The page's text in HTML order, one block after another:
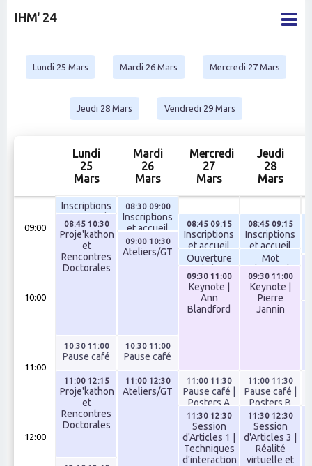
IHM' 24
Lundi 25 Mars Mardi 26 Mars Mercredi 27 Mars
Jeudi 28 Mars Vendredi 29 Mars
Lundi
25
Mars
Mardi
26
Mars
Mercredi
27
Mars
Jeudi
28
Mars
Inscriptions
et accueil
08:45 10:30
Proje'kathon
et
Rencontres
Doctorales
08:30 09:00
Inscriptions
et accueil
08:45 09:15
Inscriptions
et accueil
08:45 09:15
Inscriptions
et accueil
09:00
09:00 10:30
Ateliers/GT
Ouverture
de la
conférence
Mot
d'accueil
09:30 11:00
Keynote |
Ann
Blandford
09:30 11:00
Keynote |
Pierre
Jannin
10:00
10:30 11:00
Pause café
10:30 11:00
Pause café
11:00
11:00 12:15
Proje'kathon
et
Rencontres
Doctorales
11:00 12:30
Ateliers/GT
11:00 11:30
Pause café |
Posters A
11:00 11:30
Pause café |
Posters B
11:30 12:30
Session
d'Articles 1 |
Techniques
d'interaction
11:30 12:30
Session
d'Articles 3 |
Réalité
virtuelle et
12:00